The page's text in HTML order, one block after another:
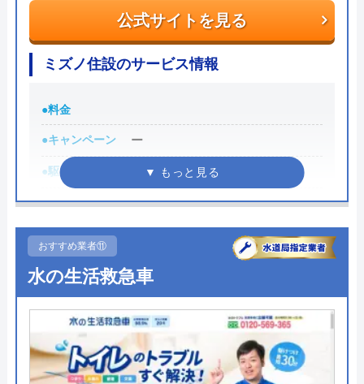
0120-245-990
受付時間 24時間365日受付中！
水道救急センターの基本情報
運営会社 株式会社仕上舎
代表者 葭葉恒謙
所在地
東京都足立区保木間3-30-5
対応エリア
東京、千葉、埼玉、神奈川、茨城、大
阪、京都、滋賀、宮城、福島、山形 、
愛知、岐阜、石川、富山(一部地域を除
く)
公式サイトを見る
ミズノ住設のサービス情報
●料金
●キャンペーン ー
●駆けつけ時間
●受付時間 8:00～19:00
●定休日
●出張見積もり 見積もり無料
●支払い方法 ー
●累計実績 3,500件以上
●保証・保険 ー
おすすめ業者⑪
水の生活救急車